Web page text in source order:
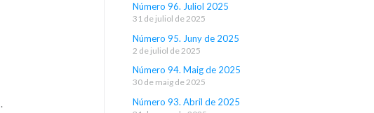
.
Número 96. Juliol 2025
31 de juliol de 2025
Número 95. Juny de 2025
2 de juliol de 2025
Número 94. Maig de 2025
30 de maig de 2025
Número 93. Abril de 2025